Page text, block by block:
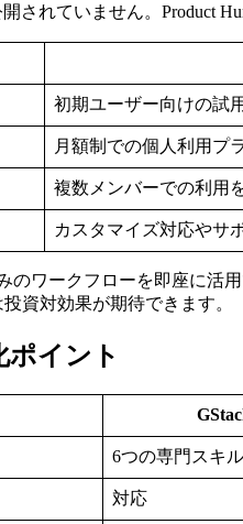
されていません。Product
初期ユーザー向けの試
月額制での個人利用プ
複数メンバーでの利用
カスタマイズ対応やサ
のワークフローを即座に活
資対効果が期待できます。
ポイント
6つの専門スキル
対応